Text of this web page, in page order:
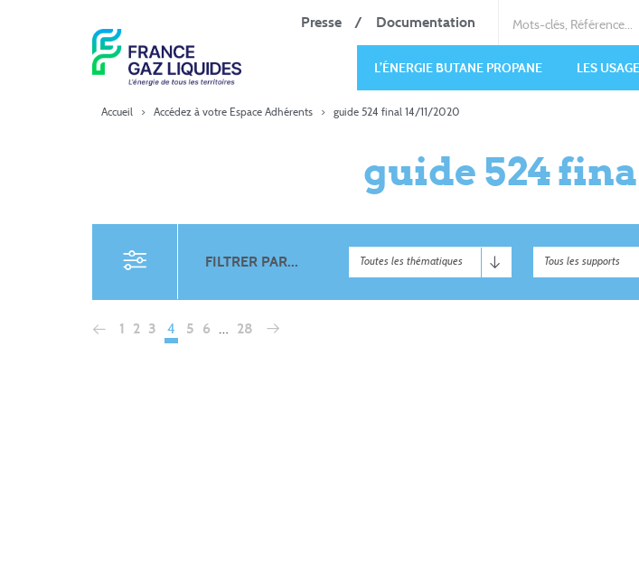
Presse Documentation
L’ÉNERGIE BUTANE PROPANE LES
Accueil > Accédez à votre Espace Adhérents > guide 524 final 14/11/2020
guide 524
FILTRER PAR...
1 2 3 4 5 6 … 28